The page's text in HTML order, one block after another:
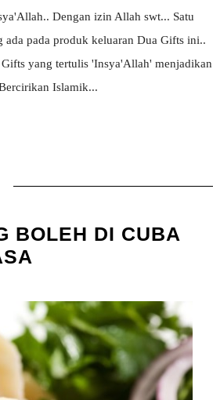
Dengan izin Allah swt... Satu
pada produk keluaran Dua Gifts ini..
yang tertulis 'Insya'Allah' menjadikan
Islamik...
BOLEH DI CUBA